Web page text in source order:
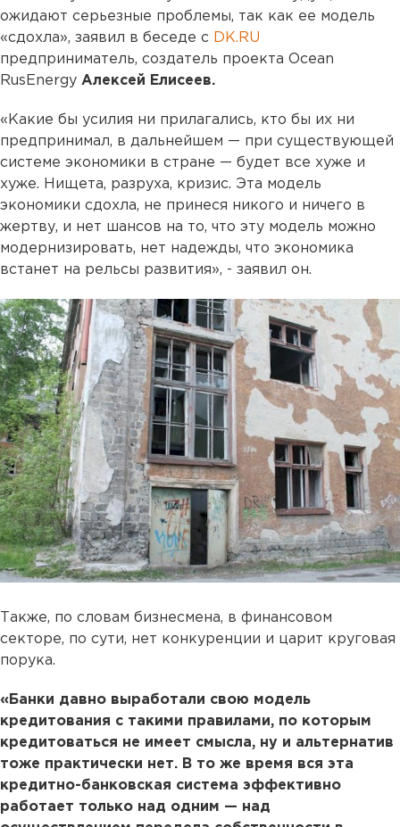
ожидают серьезные проблемы, так как ее модель
«сдохла», заявил в беседе с DK.RU
предприниматель, создатель проекта Ocean
RusEnergy Алексей Елисеев.
«Какие бы усилия ни прилагались, кто бы их ни
предпринимал, в дальнейшем — при существующей
системе экономики в стране — будет все хуже и
хуже. Нищета, разруха, кризис. Эта модель
экономики сдохла, не принеся никого и ничего в
жертву, и нет шансов на то, что эту модель можно
модернизировать, нет надежды, что экономика
встанет на рельсы развития», - заявил он.
Также, по словам бизнесмена, в финансовом
секторе, по сути, нет конкуренции и царит круговая
порука.
«Банки давно выработали свою модель
кредитования с такими правилами, по которым
кредитоваться не имеет смысла, ну и альтернатив
тоже практически нет. В то же время вся эта
кредитно-банковская система эффективно
работает только над одним — над